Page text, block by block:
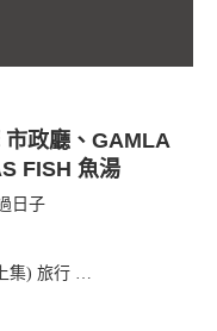
政廳、GAMLA
FISH 魚湯
日子
集) 旅行 …